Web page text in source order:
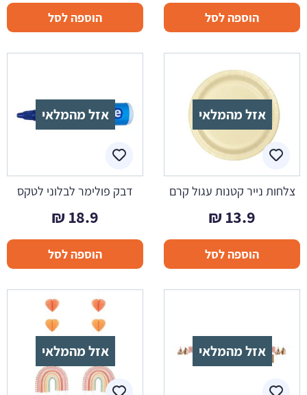
הוספה לסל הוספה לסל
אזל מהמלאי
צלחות נייר קטנות עגול קרם
13.9
₪
הוספה לסל
אזל מהמלאי
דבק פולימר לבלוני לטקס
18.9
₪
הוספה לסל
אזל מהמלאי אזל מהמלאי